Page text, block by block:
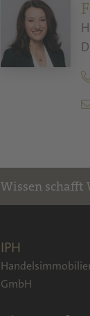
Wissen schafft
IPH
GmbH